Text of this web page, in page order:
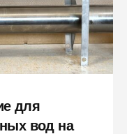
для
вод на